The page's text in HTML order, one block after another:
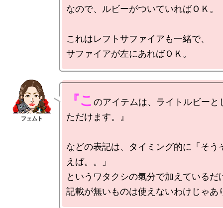
なので、ルビーがついていればＯＫ。
これはレフトサファイアも一緒で、
『こ のアイテムは、ライトルビーと
ただけます。』
などの表記は、タイミング的に「そう
えば。。」
というワタクシの氣分で加えているだ